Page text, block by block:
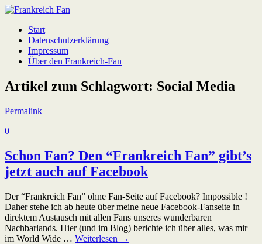
Start
Datenschutzerklärung
Impressum
Über den Frankreich-Fan
Artikel zum Schlagwort: Social Media
Permalink
0
Schon Fan? Den “Frankreich Fan” gibt’s
jetzt auch auf Facebook
Der “Frankreich Fan” ohne Fan-Seite auf Facebook? Impossible !
Daher stehe ich ab heute über meine neue Facebook-Fanseite in
direktem Austausch mit allen Fans unseres wunderbaren
Nachbarlands. Hier (und im Blog) berichte ich über alles, was mir
im World Wide … Weiterlesen →